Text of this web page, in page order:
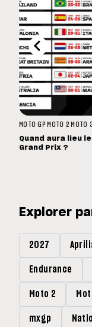
MOTO GP MOTO 2 MOTO
Quand aura lieu
Grand Prix ?
Explorer
2027
Endurance
Moto 2
mxgp